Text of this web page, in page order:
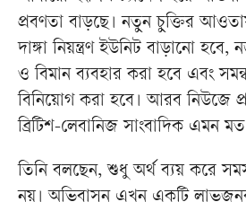
প্রবণতা বাড়ছে। নতুন চুক্তির
দাঙ্গা নিয়ন্ত্রণ ইউনিট বাড়ানো
ও বিমান ব্যবহার করা হবে এবং
বিনিয়োগ করা হবে। আরব নিউজে
ব্রিটিশ-লেবানিজ সাংবাদিক এমন
তিনি বলছেন, শুধু অর্থ ব্যয় করে
নয়। অভিবাসন এখন একটি